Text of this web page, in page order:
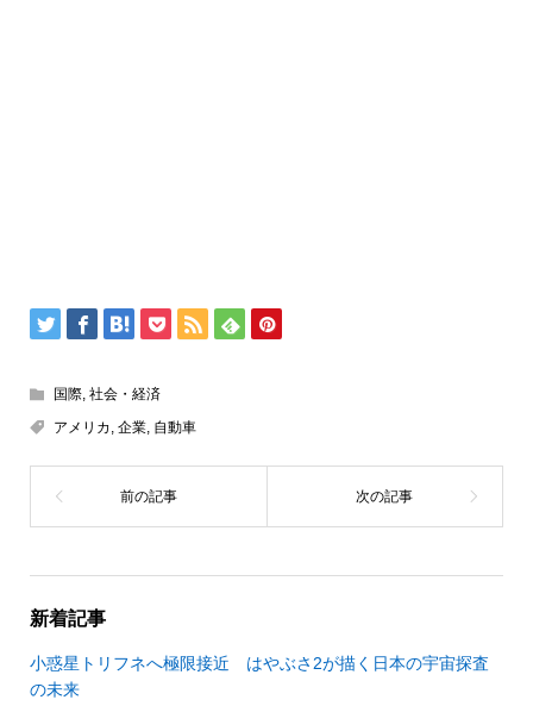
国際, 社会・経済
アメリカ 企業, 自動車
新着記事
小惑星トリフネへ極限接近 はやぶさ2が描く日本の宇宙探査
の未来